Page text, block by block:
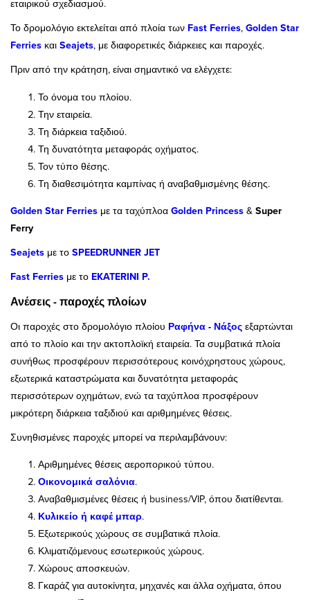
εταιρικού σχεδιασμού.
Το δρομολόγιο εκτελείται από πλοία των Fast Ferries, Golden Star
Ferries και Seajets, με διαφορετικές διάρκειες και παροχές.
Πριν από την κράτηση, είναι σημαντικό να ελέγχετε:
Το όνομα του πλοίου.
Την εταιρεία.
Τη διάρκεια ταξιδιού.
Τη δυνατότητα μεταφοράς οχήματος.
Τον τύπο θέσης.
Τη διαθεσιμότητα καμπίνας ή αναβαθμισμένης θέσης.
Golden Star Ferries με τα ταχύπλοα Golden Princess & Super
Ferry
Seajets με το SPEEDRUNNER JET
Fast Ferries με το EKATERINI P.
Ανέσεις - παροχές πλοίων
Οι παροχές στο δρομολόγιο πλοίου Ραφήνα - Νάξος εξαρτώνται
από το πλοίο και την ακτοπλοϊκή εταιρεία. Τα συμβατικά πλοία
συνήθως προσφέρουν περισσότερους κοινόχρηστους χώρους,
εξωτερικά καταστρώματα και δυνατότητα μεταφοράς
περισσότερων οχημάτων, ενώ τα ταχύπλοα προσφέρουν
μικρότερη διάρκεια ταξιδιού και αριθμημένες θέσεις.
Συνηθισμένες παροχές μπορεί να περιλαμβάνουν:
Αριθμημένες θέσεις αεροπορικού τύπου.
Οικονομικά σαλόνια.
Αναβαθμισμένες θέσεις ή business/VIP, όπου διατίθενται.
Κυλικείο ή καφέ μπαρ.
Εξωτερικούς χώρους σε συμβατικά πλοία.
Κλιματιζόμενους εσωτερικούς χώρους.
Χώρους αποσκευών.
Γκαράζ για αυτοκίνητα, μηχανές και άλλα οχήματα, όπου